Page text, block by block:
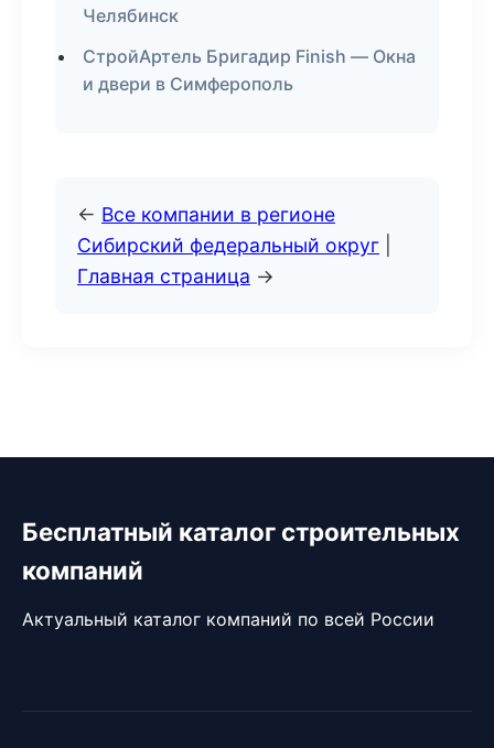
Челябинск
СтройАртель Бригадир Finish — Окна
и двери в Симферополь
← Все компании в регионе
Сибирский федеральный округ
Главная страница →
Бесплатный каталог строительных
компаний
Актуальный каталог компаний по всей России